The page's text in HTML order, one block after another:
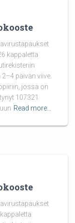
kappaletta
päivän viive.
jossa on
107321
Read more…